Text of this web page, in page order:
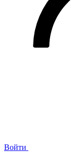
Войти